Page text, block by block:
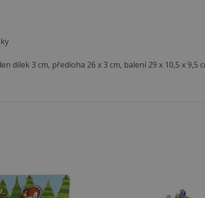
dílek 3 cm, předloha 26 x 3 cm, balení 29 x 10,5 x 9,5